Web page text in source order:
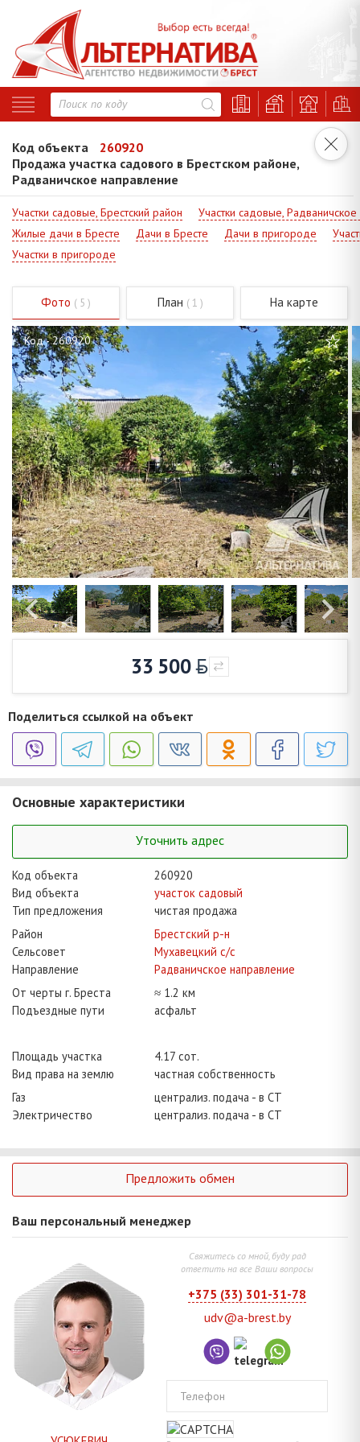
Код объекта
260920
Продажа участка садового в Брестском районе,
Радваничское направление
Участки садовые, Брестский район
Участки садовые,
Жилые дачи в Бресте
Дачи в Бресте Дачи в пригороде
Участки в пригороде
Фото ( 5 ) План ( 1 ) На карте
Код - 260920
33 500
Поделиться ссылкой на объект
Основные характеристики
Уточнить адрес
Код объекта
260920
Вид объекта
участок садовый
Тип предложения
чистая продажа
Район
Брестский р-н
Сельсовет
Мухавецкий с/с
Направление
Радваничское направление
От черты г. Бреста
≈ 1.2 км
Подъездные пути
асфальт
Площадь участка
4.17 сот.
Вид права на землю
частная собственность
Газ
централиз. подача - в СТ
Электричество
централиз. подача - в СТ
Предложить обмен
Ваш персональный менеджер
Свяжитесь со мной, буду рад
ответить на все Ваши вопросы
+375 (33) 301-31-78
udv@a-brest.by
Телефон